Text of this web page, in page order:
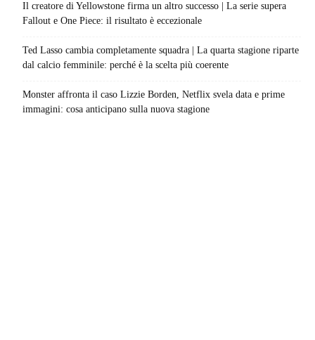
Il creatore di Yellowstone firma un altro successo | La serie supera
Fallout e One Piece: il risultato è eccezionale
Ted Lasso cambia completamente squadra | La quarta stagione riparte
dal calcio femminile: perché è la scelta più coerente
Monster affronta il caso Lizzie Borden, Netflix svela data e prime
immagini: cosa anticipano sulla nuova stagione